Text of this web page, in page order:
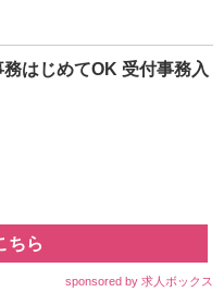
はじめてOK 受付事務入
ちら
sponsored by 求人ボックス